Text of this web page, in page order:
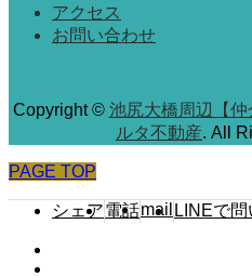
アクセス
お問い合わせ
Copyright© 池尻大橋周辺【
ルタ不動産. All
PAGE TOP
シェア電話mail LINEで